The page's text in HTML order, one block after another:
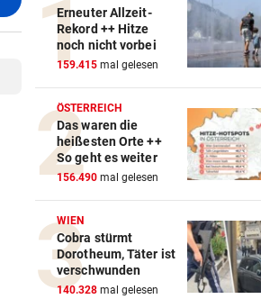
WETTER IN ÖSTERREICH
Hier kann es heute Nacht
ordentlich gewittern
Verhounig mit Klausel,
am Prüfstand
VARIABLE OFFENSIVE
Rapids System? „Lassen den
Jungs alle Freiheiten!“
SZENE SETZT SICH FEST
Drogenhandel explodiert im
Erneuter Allzeit-
Rekord ++ Hitze
noch nicht vorbei
159.415 mal gelesen
ÖSTERREICH
Das waren die
heißesten Orte ++
So geht es weiter
156.490 mal gelesen
WIEN
Cobra stürmt
Dorotheum, Täter ist
verschwunden
140.328 mal gelesen